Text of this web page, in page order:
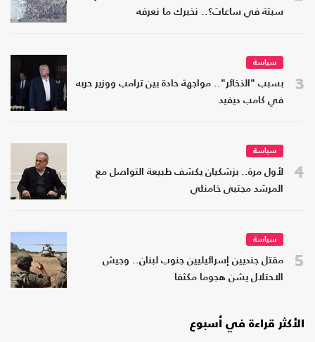
سبتة في ساعات؟.. نخبرك ما نعرفه
3
سياسة
بسبب "الذخائر".. مواجهة حادة بين ترامب ووزير حربه
في كامب ديفيد
4
سياسة
لأول مرة.. بزشكيان يكشف طبيعة التواصل مع
المرشد مجتبى خامنئي
5
سياسة
مقتل جنديين إسرائيليين جنوب لبنان.. وجيش
الاحتلال يشن هجوما مكثفا
الأكثر قراءة في أسبوع